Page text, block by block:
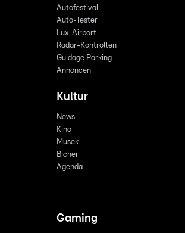
Autofestival
Auto-Tester
Lux-Airport
Radar-Kontrollen
Guidage Parking
Annoncen
Kultur
News
Kino
Musek
Bicher
Agenda
Gaming